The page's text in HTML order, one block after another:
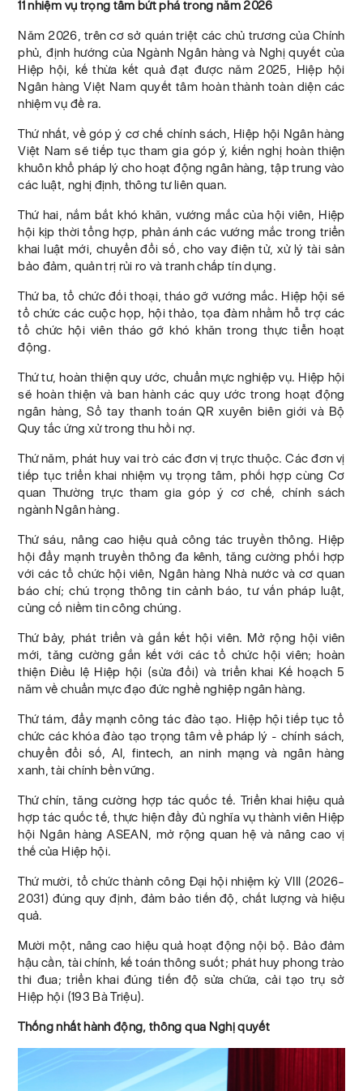
11 nhiệm vụ trọng tâm bứt phá trong năm 2026
Năm 2026, trên cơ sở quán triệt các chủ trương của Chính
phủ, định hướng của Ngành Ngân hàng và Nghị quyết của
Hiệp hội, kế thừa kết quả đạt được năm 2025, Hiệp hội
Ngân hàng Việt Nam quyết tâm hoàn thành toàn diện các
nhiệm vụ đề ra.
Thứ nhất, về góp ý cơ chế chính sách, Hiệp hội Ngân hàng
Việt Nam sẽ tiếp tục tham gia góp ý, kiến nghị hoàn thiện
khuôn khổ pháp lý cho hoạt động ngân hàng, tập trung vào
các luật, nghị định, thông tư liên quan.
Thứ hai, nắm bắt khó khăn, vướng mắc của hội viên, Hiệp
hội kịp thời tổng hợp, phản ánh các vướng mắc trong triển
khai luật mới, chuyển đổi số, cho vay điện tử, xử lý tài sản
bảo đảm, quản trị rủi ro và tranh chấp tín dụng.
Thứ ba, tổ chức đối thoại, tháo gỡ vướng mắc. Hiệp hội sẽ
tổ chức các cuộc họp, hội thảo, tọa đàm nhằm hỗ trợ các
tổ chức hội viên tháo gỡ khó khăn trong thực tiễn hoạt
động.
Thứ tư, hoàn thiện quy ước, chuẩn mực nghiệp vụ. Hiệp hội
sẽ hoàn thiện và ban hành các quy ước trong hoạt động
ngân hàng, Sổ tay thanh toán QR xuyên biên giới và Bộ
Quy tắc ứng xử trong thu hồi nợ.
Thứ năm, phát huy vai trò các đơn vị trực thuộc. Các đơn vị
tiếp tục triển khai nhiệm vụ trọng tâm, phối hợp cùng Cơ
quan Thường trực tham gia góp ý cơ chế, chính sách
ngành Ngân hàng.
Thứ sáu, nâng cao hiệu quả công tác truyền thông. Hiệp
hội đẩy mạnh truyền thông đa kênh, tăng cường phối hợp
với các tổ chức hội viên, Ngân hàng Nhà nước và cơ quan
báo chí; chú trọng thông tin cảnh báo, tư vấn pháp luật,
củng cố niềm tin công chúng.
Thứ bảy, phát triển và gắn kết hội viên. Mở rộng hội viên
mới, tăng cường gắn kết với các tổ chức hội viên; hoàn
thiện Điều lệ Hiệp hội (sửa đổi) và triển khai Kế hoạch 5
năm về chuẩn mực đạo đức nghề nghiệp ngân hàng.
Thứ tám, đẩy mạnh công tác đào tạo. Hiệp hội tiếp tục tổ
chức các khóa đào tạo trọng tâm về pháp lý - chính sách,
chuyển đổi số, AI, fintech, an ninh mạng và ngân hàng
xanh, tài chính bền vững.
Thứ chín, tăng cường hợp tác quốc tế. Triển khai hiệu quả
hợp tác quốc tế, thực hiện đầy đủ nghĩa vụ thành viên Hiệp
hội Ngân hàng ASEAN, mở rộng quan hệ và nâng cao vị
thế của Hiệp hội.
Thứ mười, tổ chức thành công Đại hội nhiệm kỳ VIII (2026–
2031) đúng quy định, đảm bảo tiến độ, chất lượng và hiệu
quả.
Mười một, nâng cao hiệu quả hoạt động nội bộ. Bảo đảm
hậu cần, tài chính, kế toán thông suốt; phát huy phong trào
thi đua; triển khai đúng tiến độ sửa chữa, cải tạo trụ sở
Hiệp hội (193 Bà Triệu).
Thống nhất hành động, thông qua Nghị quyết